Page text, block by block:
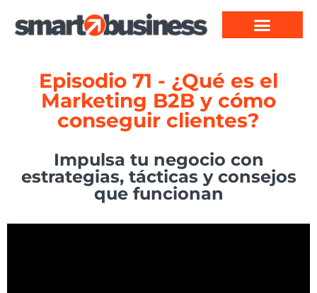
Episodio 71 - ¿Qué es el
Marketing B2B y cómo
conseguir clientes?
Impulsa tu negocio con
estrategias, tácticas y consejos
que funcionan​